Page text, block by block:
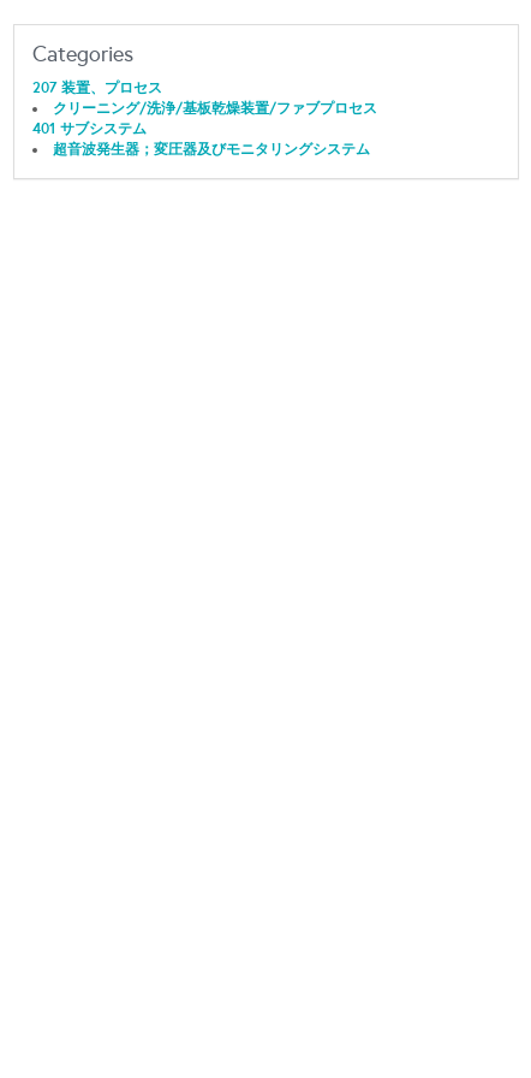
Categories
207 装置、プロセス
クリーニング/洗浄/基板乾燥装置/ファブプロセス
401 サブシステム
超音波発生器；変圧器及びモニタリングシステム